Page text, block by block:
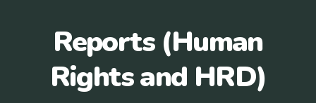
Reports (Human
Rights and HRD)